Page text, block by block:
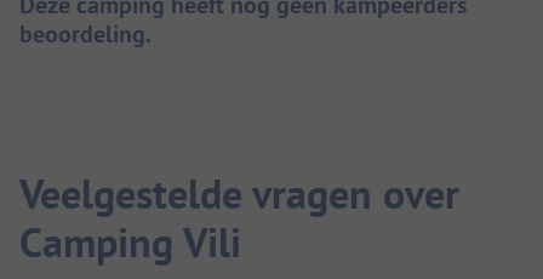
beoordeling.
Veelgestelde vragen over
Camping Vili